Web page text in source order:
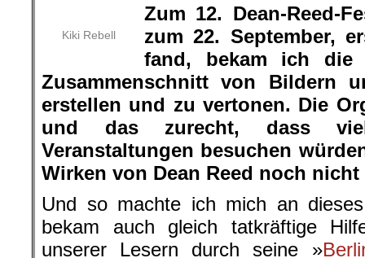
Kiki Rebell
Zum 12. Dean-Reed-
zum 22. September,
fand, bekam ich die
Zusammenschnitt von Bildern
erstellen und zu vertonen. Die
und das zurecht, dass
Veranstaltungen besuchen
Wirken von Dean Reed noch
Und so machte ich mich an
bekam auch gleich tatkräftige
unserer Lesern durch seine »